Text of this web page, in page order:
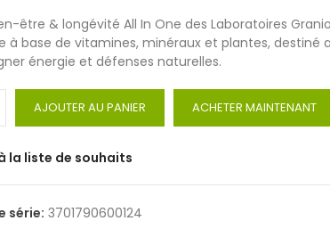
être & longévité All In One des Laboratoires
à base de vitamines, minéraux et plantes, destiné
énergie et défenses naturelles.
AJOUTER AU PANIER ACHETER MAINTENANT
la liste de souhaits
série: 3701790600124